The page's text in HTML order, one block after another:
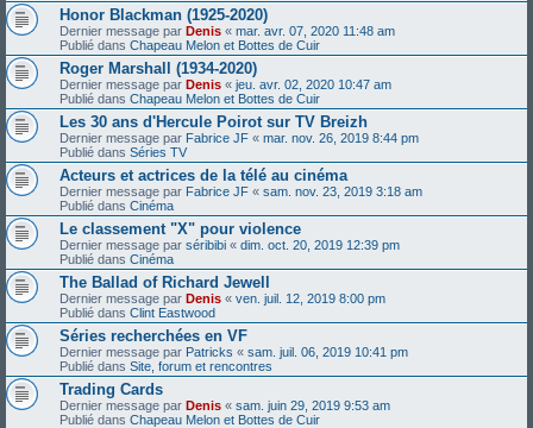
Honor Blackman (1925-2020)
Dernier message par Denis « mar. avr. 07, 2020 11:48 am
Publié dans Chapeau Melon et Bottes de Cuir
Roger Marshall (1934-2020)
Dernier message par Denis « jeu. avr. 02, 2020 10:47 am
Publié dans Chapeau Melon et Bottes de Cuir
Les 30 ans d'Hercule Poirot sur TV Breizh
Dernier message par Fabrice JF « mar. nov. 26, 2019 8:44 pm
Publié dans Séries TV
Acteurs et actrices de la télé au cinéma
Dernier message par Fabrice JF « sam. nov. 23, 2019 3:18 am
Publié dans Cinéma
Le classement "X" pour violence
Dernier message par séribibi « dim. oct. 20, 2019 12:39 pm
Publié dans Cinéma
The Ballad of Richard Jewell
Dernier message par Denis « ven. juil. 12, 2019 8:00 pm
Publié dans Clint Eastwood
Séries recherchées en VF
Dernier message par Patricks « sam. juil. 06, 2019 10:41 pm
Publié dans Site, forum et rencontres
Trading Cards
Dernier message par Denis « sam. juin 29, 2019 9:53 am
Publié dans Chapeau Melon et Bottes de Cuir